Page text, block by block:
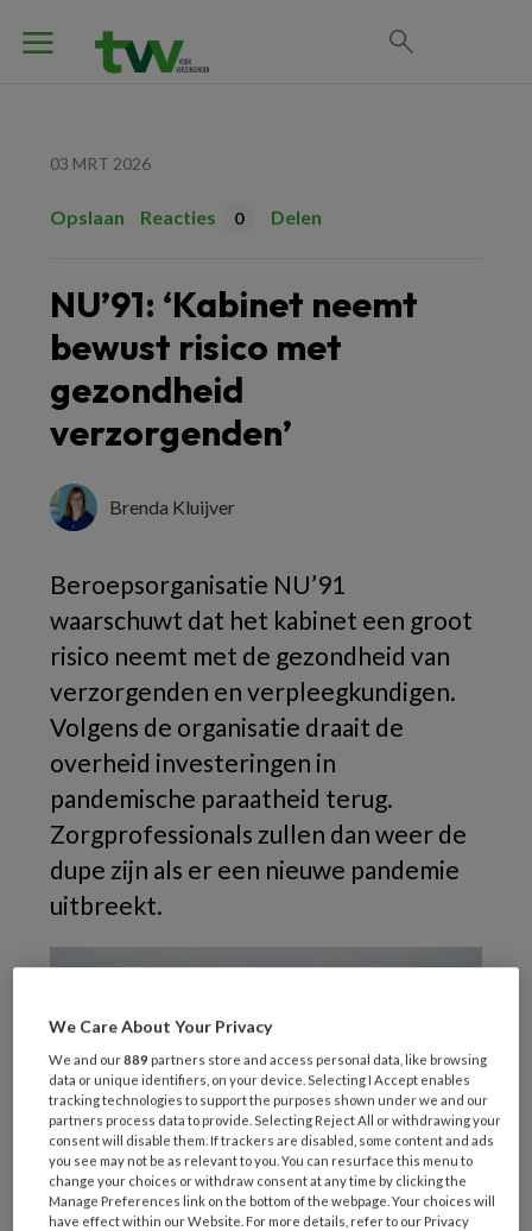
03 MRT 2026
Opslaan Reacties 0 Delen
NU’91: ‘Kabinet neemt
bewust risico met
gezondheid
verzorgenden’
Brenda Kluijver
Beroepsorganisatie NU’91
waarschuwt dat het kabinet een groot
risico neemt met de gezondheid van
verzorgenden en verpleegkundigen.
Volgens de organisatie draait de
overheid investeringen in
pandemische paraatheid terug.
Zorgprofessionals zullen dan weer de
dupe zijn als er een nieuwe pandemie
uitbreekt.
We Care About Your Privacy
We and our889 partners store and access personal data, like browsing
data or unique identifiers, on your device. Selecting I Accept enables
tracking technologies to support the purposes shown under we and our
partners process data to provide. Selecting Reject All or withdrawing your
consent will disable them. If trackers are disabled, some content and ads
you see may not be as relevant to you. You can resurface this menu to
change your choices or withdraw consent at any time by clicking the
Manage Preferences link on the bottom of the webpage. Your choices will
have effect within our Website. For more details, refer to our Privacy